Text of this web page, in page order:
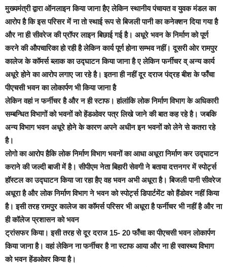
मुख्यमंत्री द्वारा ऑनलाइन किया जाना हैए लेकिन स्थानीय पंचायत व युवक मंडल का
आरोप है कि इस परिसर में ना तो स्थाई रूप से बिजली पानी का कनेक्शन दिया गया है
और ना ही सीवरेज की प्रॉपर लाइन बिछाई गई है। अधूरे भवन के निर्माण को पूर्ण
करने की औपचारिका हो रही है लेकिन कार्य पूर्ण होना सम्भव नहीं।दूसरी ओर रामपुर
कालेज के कॉमर्स ब्लाक का उद्घाटन किया जाना है ए लेकिन फर्नीचर व् अन्य कार्य
अधूरे होने का आरोप लगाए जा रहे है। इतना ही नहीं दूर दराज पंद्रह बीश के फाँचा
पीएचसी भवन का लोकार्पण भी किया जाना है
लेकिन वहां न फर्नीचर है और न ही स्टाफ। हांलांकि लोक निर्माण विभाग के अधिकारी
सम्बन्धित विभागों को भवनों को हेंडओवर पत्र लिखे जाने की बात कह रहे है। जबकि
अन्य विभाग भवन अधूरे होने के कारण अपने अधीन इन भवनों को लेने से कतरा रहे
है।
लोगो का आरोप हैकि लोक निर्माण विभाग भवनों का आधा अधूरा निर्माण कर उद्घाटन
कराने की जल्दी बाजी में है। सीपीएम नेता बिहारी सेवगी ने बताया दत्तनगर में स्पोर्ट्स
हॉस्टल का उद्घाटन किया जा रहा हैए वह भवन अभी अधूरा है। बिजली पानी सीवरेज
अधूरा है और लोक निर्माण विभाग ने भवन को स्पोर्ट्स डिपार्टमेंट को हैंडोवर नहीं किया
है। इसी तरह रामपुर कालेज का कॉमर्स परिसर भी अधूरा है फर्नीचर भी नहीं है और ना
ही कॉलेज प्रशासन को भवन
ट्रांसफर किया।इसी तरह से दूर दराज 15- 20 फाँचा का पीएचसी भवन लोकार्पण
किया जाना है। वहां लेकिन ना फर्नीचर है ना स्टाफ आया और ना ही स्वास्थ्य विभाग
को भवन हेंडओवर किया है।